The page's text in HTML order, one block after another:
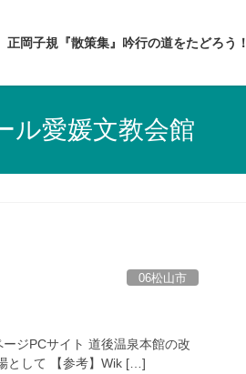
正岡子規『散策集』吟行の道をたどろう！
ル愛媛文教会館
06松山市
ジPCサイト 道後温泉本館の改
として 【参考】Wik […]